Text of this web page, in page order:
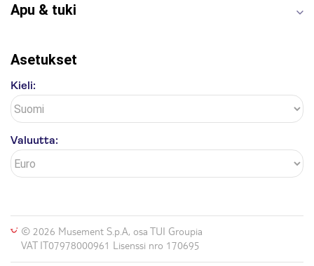
Apu & tuki
Asetukset
Kieli:
Valuutta:
© 2026 Musement S.p.A, osa TUI Groupia
VAT IT07978000961 Lisenssi nro 170695